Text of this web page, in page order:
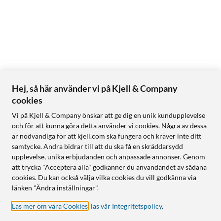
Hej, så här använder vi på Kjell & Company
cookies
Vi på Kjell & Company önskar att ge dig en unik kundupplevelse
och för att kunna göra detta använder vi cookies. Några av dessa
är nödvändiga för att kjell.com ska fungera och kräver inte ditt
samtycke. Andra bidrar till att du ska få en skräddarsydd
upplevelse, unika erbjudanden och anpassade annonser. Genom
att trycka "Acceptera alla" godkänner du användandet av sådana
cookies. Du kan också välja vilka cookies du vill godkänna via
länken "Ändra inställningar".
Läs mer om våra Cookies läs vår Integritetspolicy.